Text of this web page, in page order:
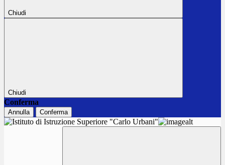
Chiudi
Chiudi
Conferma
Annulla Conferma